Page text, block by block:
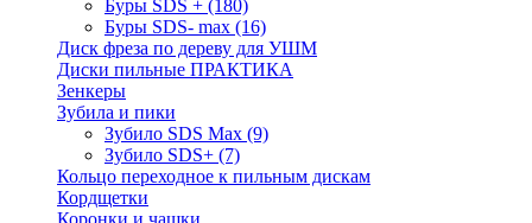
Буры SDS + (180)
Буры SDS- max (16)
Диск фреза по дереву для УШМ
Диски пильные ПРАКТИКА
Зенкеры
Зубила и пики
Зубило SDS Max (9)
Зубило SDS+ (7)
Кольцо переходное к пильным дискам
Кордщетки
Коронки и чашки